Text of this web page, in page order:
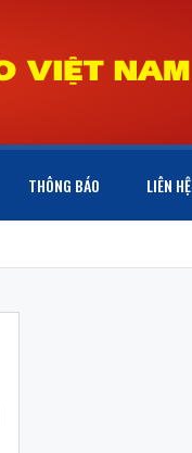
THÔNG BÁO LIÊN HỆ